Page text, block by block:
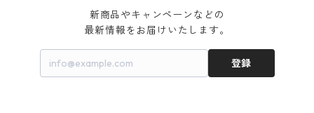
新商品やキャンペーンなどの
最新情報をお届けいたします。
登録